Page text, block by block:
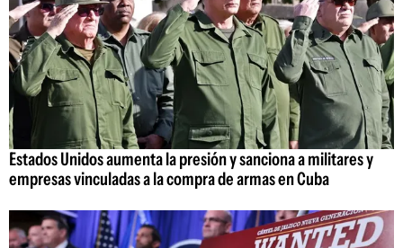
Estados Unidos aumenta la presión y sanciona a militares y
empresas vinculadas a la compra de armas en Cuba